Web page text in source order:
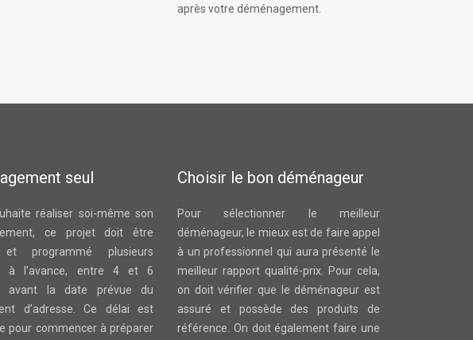
après votre déménagement.
seul
réaliser soi-même son
ce projet doit être
et programmé plusieurs
à l’avance, entre 4 et 6
avant la date prévue du
d’adresse. Ce délai est
pour commencer à préparer
Choisir le bon déménageur
Pour sélectionner le meilleur
déménageur, le mieux est de faire appel
à un professionnel qui aura présenté le
meilleur rapport qualité-prix. Pour cela,
on doit vérifier que le déménageur est
assuré et possède des produits de
référence. On doit également faire une